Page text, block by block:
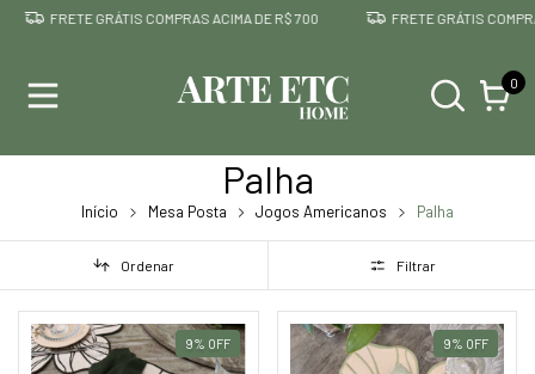
FRETE GRÁTIS COMPRAS ACIMA DE R$ 700 FRETE GRÁTIS
0
Palha
Início Mesa Posta Jogos Americanos Palha
Ordenar Filtrar
9% OFF 9% OFF